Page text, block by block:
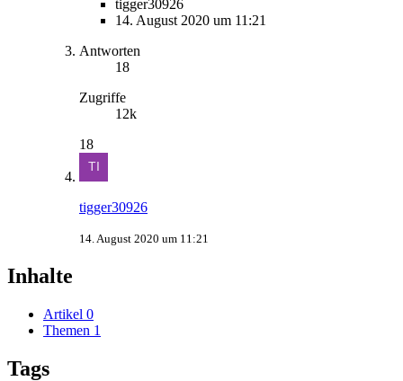
tigger30926
14. August 2020 um 11:21
Antworten
18
Zugriffe
12k
18
tigger30926
14. August 2020 um 11:21
Inhalte
Artikel 0
Themen 1
Tags